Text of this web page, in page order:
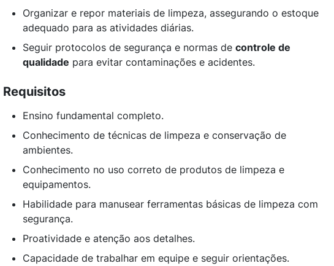
Organizar e repor materiais de limpeza, assegurando o estoque
adequado para as atividades diárias.
Seguir protocolos de segurança e normas de controle de
qualidade para evitar contaminações e acidentes.
Requisitos
Ensino fundamental completo.
Conhecimento de técnicas de limpeza e conservação de
ambientes.
Conhecimento no uso correto de produtos de limpeza e
equipamentos.
Habilidade para manusear ferramentas básicas de limpeza com
segurança.
Proatividade e atenção aos detalhes.
Capacidade de trabalhar em equipe e seguir orientações.